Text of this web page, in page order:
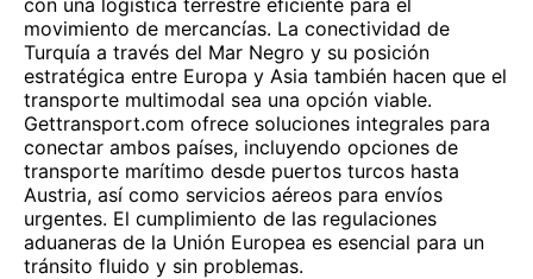
con una logística terrestre eficiente para el
movimiento de mercancías. La conectividad de
Turquía a través del Mar Negro y su posición
estratégica entre Europa y Asia también hacen que el
transporte multimodal sea una opción viable.
Gettransport.com ofrece soluciones integrales para
conectar ambos países, incluyendo opciones de
transporte marítimo desde puertos turcos hasta
Austria, así como servicios aéreos para envíos
urgentes. El cumplimiento de las regulaciones
aduaneras de la Unión Europea es esencial para un
tránsito fluido y sin problemas.